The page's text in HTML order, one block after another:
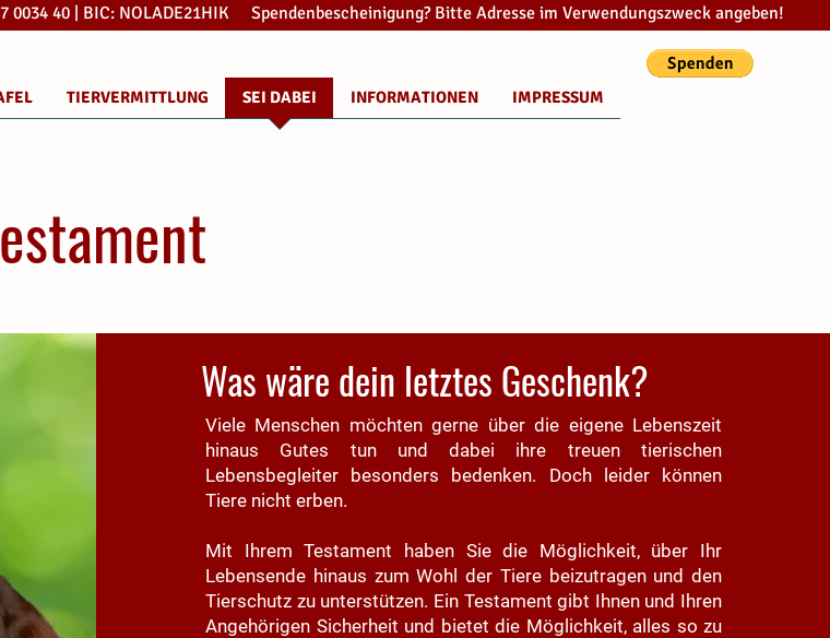
0034 40 | BIC: NOLADE21HIK Spendenbescheinigung? Bitte Adresse im Verwendungszweck angeben!
TIERVERMITTLUNG SEI DABEI INFORMATIONEN IMPRESSUM
Was wäre dein letztes Geschenk?
Viele Menschen möchten gerne über die eigene Lebenszeit
hinaus Gutes tun und dabei ihre treuen tierischen
Lebensbegleiter besonders bedenken. Doch leider können
Tiere nicht erben.
Mit Ihrem Testament haben Sie die Möglichkeit, über Ihr
Lebensende hinaus zum Wohl der Tiere beizutragen und den
Tierschutz zu unterstützen. Ein Testament gibt Ihnen und Ihren
Angehörigen Sicherheit und bietet die Möglichkeit, alles so zu